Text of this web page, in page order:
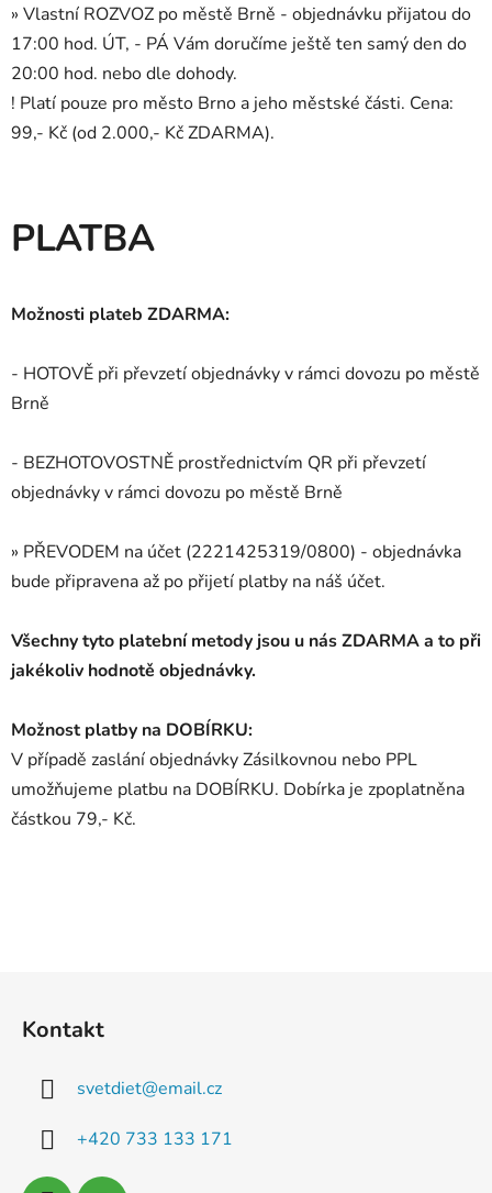
» Vlastní ROZVOZ po městě Brně - objednávku přijatou do
17:00 hod. ÚT, - PÁ Vám doručíme ještě ten samý den do
20:00 hod. nebo dle dohody.
! Platí pouze pro město Brno a jeho městské části. Cena:
99,- Kč (od 2.000,- Kč ZDARMA).
PLATBA
Možnosti plateb ZDARMA:
- HOTOVĚ při převzetí objednávky v rámci dovozu po městě
Brně
- BEZHOTOVOSTNĚ prostřednictvím QR při převzetí
objednávky v rámci dovozu po městě Brně
» PŘEVODEM na účet (2221425319/0800) - objednávka
bude připravena až po přijetí platby na náš účet.
Všechny tyto platební metody jsou u nás ZDARMA a to při
jakékoliv hodnotě objednávky.
Možnost platby na DOBÍRKU:
V případě zaslání objednávky Zásilkovnou nebo PPL
umožňujeme platbu na DOBÍRKU. Dobírka je zpoplatněna
částkou 79,- Kč.
Kontakt
svetdiet@email.cz
+420 733 133 171